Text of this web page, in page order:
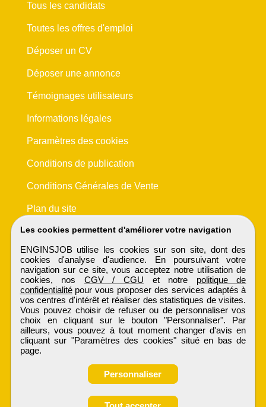
Les cookies permettent d'améliorer votre navigation
ENGINSJOB utilise les cookies sur son site, dont des
cookies d'analyse d'audience. En poursuivant votre
navigation sur ce site, vous acceptez notre utilisation de
cookies, nos CGV / CGU et notre politique de
confidentialitépour vous proposer des services adaptés à
vos centres d'intérêt et réaliser des statistiques de visites.
Vous pouvez choisir de refuser ou de personnaliser vos
choix en cliquant sur le bouton "Personnaliser". Par
ailleurs, vous pouvez à tout moment changer d'avis en
cliquant sur "Paramètres des cookies" situé en bas de
page.
Personnaliser
Tous les candidats
Toutes les offres d'emploi
Déposer un CV
Déposer une annonce
Témoignages utilisateurs
Informations légales
Paramètres des cookies
Conditions de publication
Conditions Générales de Vente
Plan du site